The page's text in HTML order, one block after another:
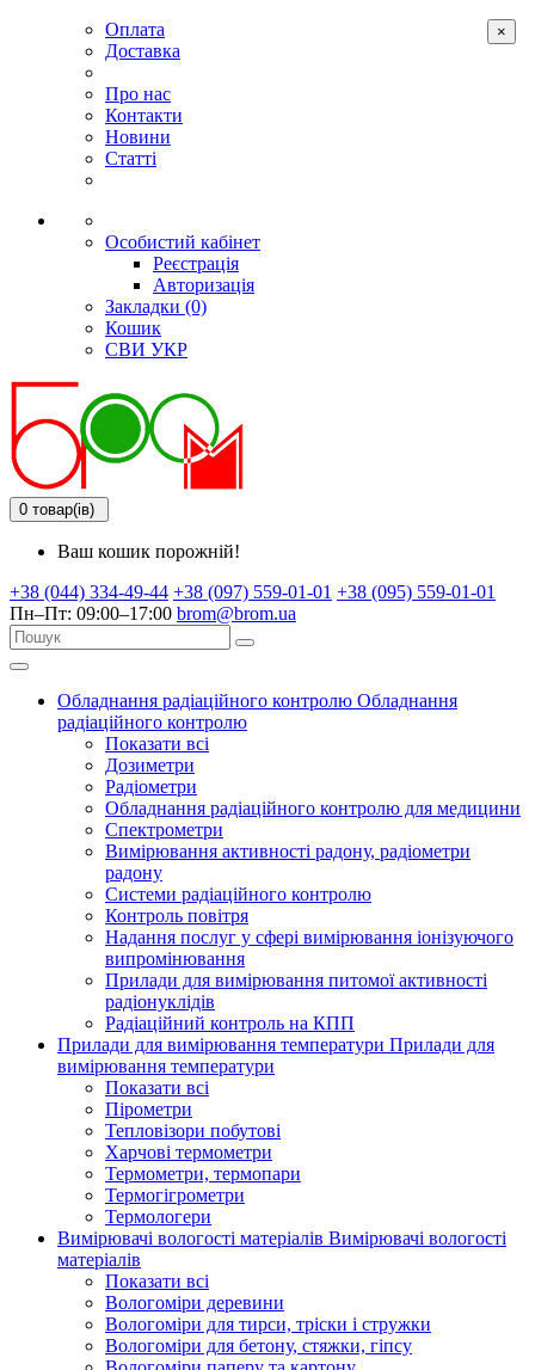
Оплата
Доставка
Про нас
Контакти
Новини
Статті
Особистий кабінет
Реєстрація
Авторизація
Закладки (0)
Кошик
СВИ УКР
0 товар(ів)
Ваш кошик порожній!
+38 (044) 334-49-44 +38 (097) 559-01-01 +38 (095) 559-01-01
Пн–Пт: 09:00–17:00 brom@brom.ua
Обладнання радіаційного контролю Обладнання
радіаційного контролю
Показати всі
Дозиметри
Радіометри
Обладнання радіаційного контролю для медицини
Спектрометри
Вимірювання активності радону, радіометри
радону
Системи радіаційного контролю
Контроль повітря
Надання послуг у сфері вимірювання іонізуючого
випромінювання
Прилади для вимірювання питомої активності
радіонуклідів
Радіаційний контроль на КПП
Прилади для вимірювання температури Прилади для
вимірювання температури
Показати всі
Пірометри
Тепловізори побутові
Харчові термометри
Термометри, термопари
Термогігрометри
Термологери
Вимірювачі вологості матеріалів Вимірювачі вологості
матеріалів
Показати всі
Вологоміри деревини
Вологоміри для тирси, тріски і стружки
Вологоміри для бетону, стяжки, гіпсу
×